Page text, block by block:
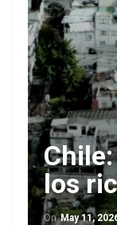
los
OnMay 11,